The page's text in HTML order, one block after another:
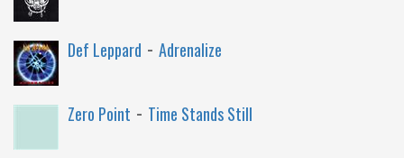
Def Leppard - Adrenalize
Zero Point - Time Stands Still